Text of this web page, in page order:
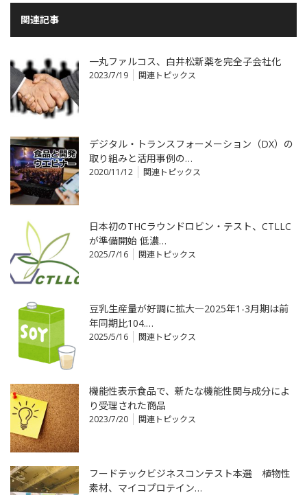
関連記事
一丸ファルコス、白井松新薬を完全子会社化
2023/7/19 関連トピックス
デジタル・トランスフォーメーション（DX）の
取り組みと活用事例の…
2020/11/12 関連トピックス
日本初のTHCラウンドロビン・テスト、CTLLC
が準備開始 低濃…
2025/7/16 関連トピックス
豆乳生産量が好調に拡大―2025年1-3月期は前
年同期比104.…
2025/5/16 関連トピックス
機能性表示食品で、新たな機能性関与成分によ
り受理された商品
2023/7/20 関連トピックス
フードテックビジネスコンテスト本選 植物性
素材、マイコプロテイン…